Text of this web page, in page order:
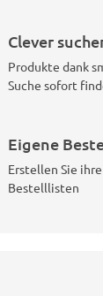
Clever
Produkte dank
Suche sofort
Eigene
Erstellen Sie
Bestelllisten